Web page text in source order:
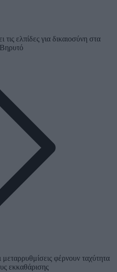
ελπίδες για δικαιοσύνη στα
φέρνουν ταχύτητα
εκκαθάρισης